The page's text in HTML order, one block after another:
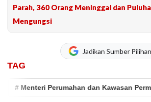
Parah, 360 Orang Meninggal dan
Mengungsi
Jadikan Sumber Pilihan
TAG
Perumahan dan Kawasan